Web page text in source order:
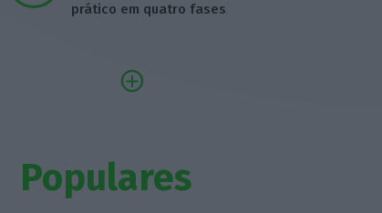
prático em quatro fases
Populares